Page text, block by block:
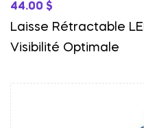
44.00 $
Laisse Rétractable
Visibilité Optimale